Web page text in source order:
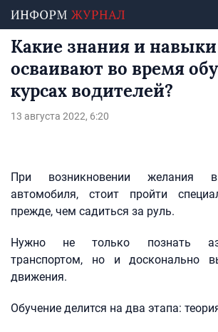
Какие знания и навыки
осваивают во время
курсах водителей?
13 августа 2022, 6:20
При возникновении желания в
автомобиля, стоит пройти
прежде, чем садиться за руль.
Нужно не только познать
транспортом, но и досконально
движения.
Обучение делится на два этапа: